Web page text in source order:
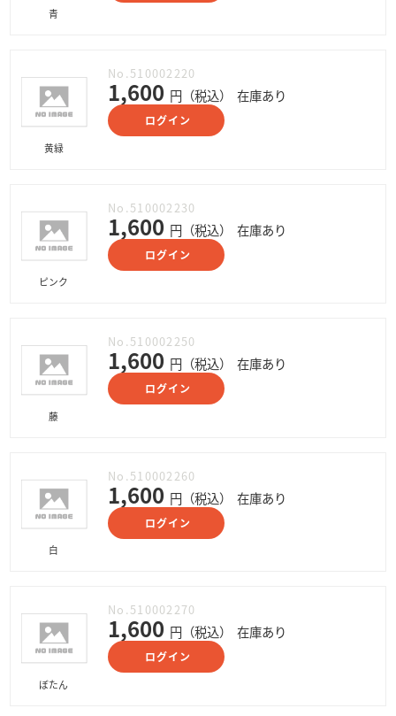
青
黄緑
No.510002220
1,600 円（税込） 在庫あり
ログイン
ピンク
No.510002230
1,600 円（税込） 在庫あり
ログイン
藤
No.510002250
1,600 円（税込） 在庫あり
ログイン
白
No.510002260
1,600 円（税込） 在庫あり
ログイン
ぼたん
No.510002270
1,600 円（税込） 在庫あり
ログイン